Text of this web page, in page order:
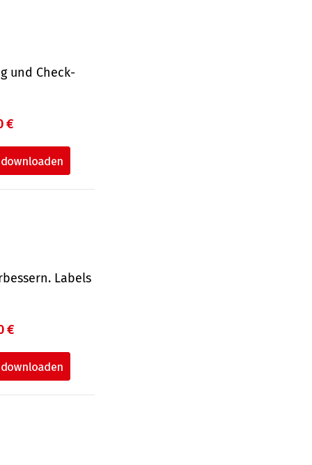
und Check­
€
Labels
€